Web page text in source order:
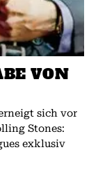
VON
sich vor
exklusiv